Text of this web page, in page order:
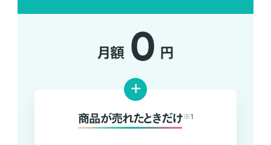
月額 0 円
+
商品が売れたときだけ ※1